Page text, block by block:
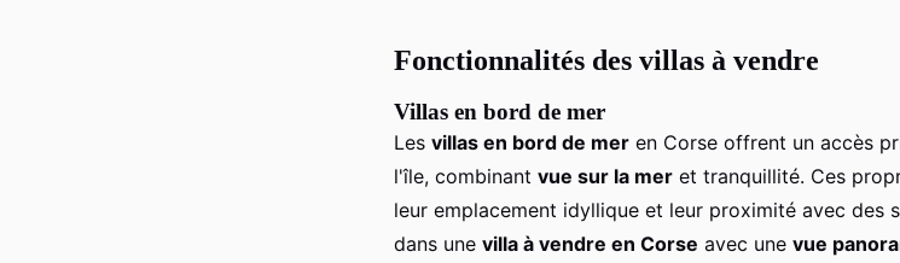
Fonctionnalités des villas à vendre
Villas en bord de mer
Les villas en bord de mer en Corse offrent un accès
l'île, combinant vue sur la mer et tranquillité. Ces
leur emplacement idyllique et leur proximité avec des
dans une villa à vendre en Corse avec une vue